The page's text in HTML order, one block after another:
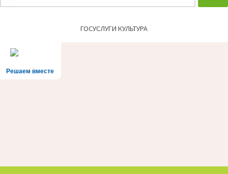
ГОСУСЛУГИ КУЛЬТУРА
Решаем вместе